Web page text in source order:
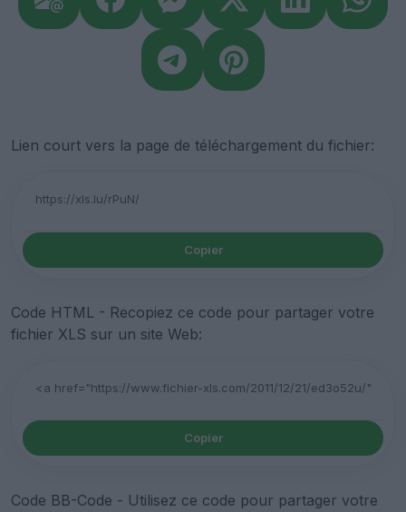
Lien court vers la page de téléchargement du fichier:
Copier
Code HTML - Recopiez ce code pour partager votre
fichier XLS sur un site Web:
Copier
Code BB-Code - Utilisez ce code pour partager votre